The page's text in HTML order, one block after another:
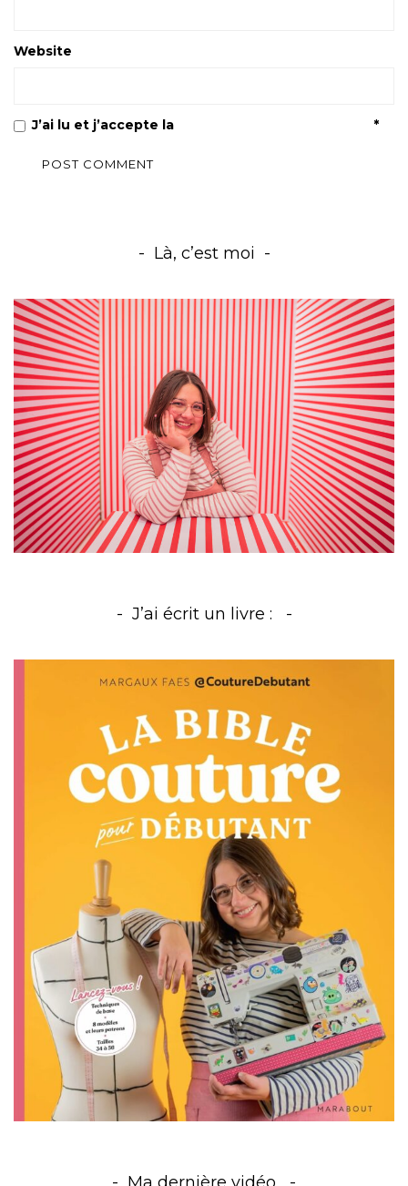
Website
J’ai lu et j’accepte la *
Là, c’est moi
J’ai écrit un livre :